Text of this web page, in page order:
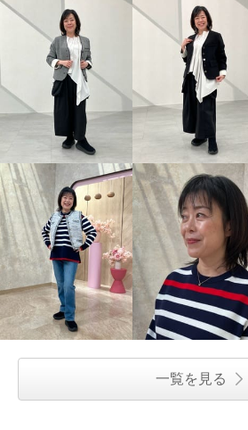
一覧を見る